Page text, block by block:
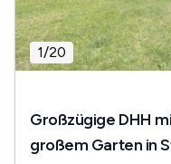
1/20
Großzügige DHH
großem Garten in